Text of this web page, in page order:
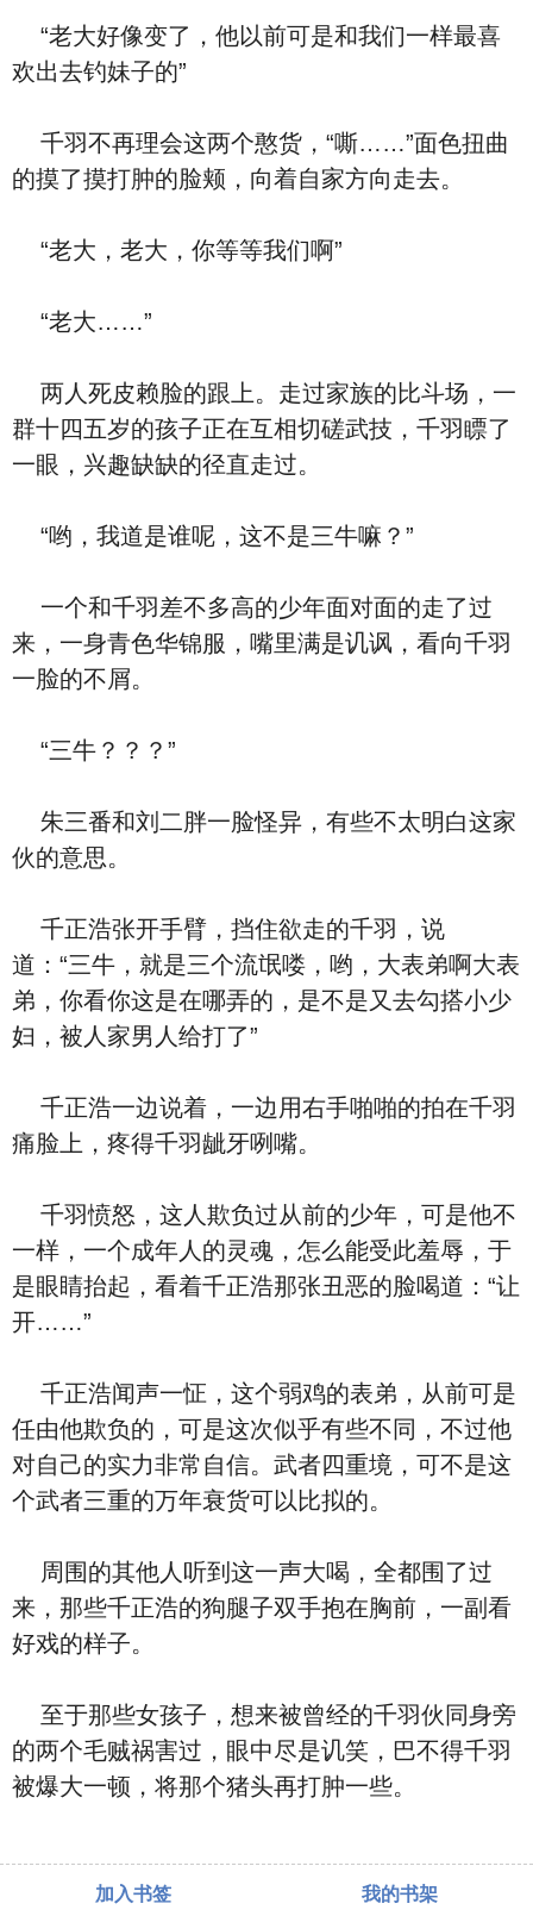
“老大好像变了，他以前可是和我们一样最喜
欢出去钓妹子的”
千羽不再理会这两个憨货，“嘶……”面色扭曲
的摸了摸打肿的脸颊，向着自家方向走去。
“老大，老大，你等等我们啊”
“老大……”
两人死皮赖脸的跟上。走过家族的比斗场，一
群十四五岁的孩子正在互相切磋武技，千羽瞟了
一眼，兴趣缺缺的径直走过。
“哟，我道是谁呢，这不是三牛嘛？”
一个和千羽差不多高的少年面对面的走了过
来，一身青色华锦服，嘴里满是讥讽，看向千羽
一脸的不屑。
“三牛？？？”
朱三番和刘二胖一脸怪异，有些不太明白这家
伙的意思。
千正浩张开手臂，挡住欲走的千羽，说
道：“三牛，就是三个流氓喽，哟，大表弟啊大表
弟，你看你这是在哪弄的，是不是又去勾搭小少
妇，被人家男人给打了”
千正浩一边说着，一边用右手啪啪的拍在千羽
痛脸上，疼得千羽龇牙咧嘴。
千羽愤怒，这人欺负过从前的少年，可是他不
一样，一个成年人的灵魂，怎么能受此羞辱，于
是眼睛抬起，看着千正浩那张丑恶的脸喝道：“让
开……”
千正浩闻声一怔，这个弱鸡的表弟，从前可是
任由他欺负的，可是这次似乎有些不同，不过他
对自己的实力非常自信。武者四重境，可不是这
个武者三重的万年衰货可以比拟的。
周围的其他人听到这一声大喝，全都围了过
来，那些千正浩的狗腿子双手抱在胸前，一副看
好戏的样子。
至于那些女孩子，想来被曾经的千羽伙同身旁
的两个毛贼祸害过，眼中尽是讥笑，巴不得千羽
被爆大一顿，将那个猪头再打肿一些。
加入书签 我的书架